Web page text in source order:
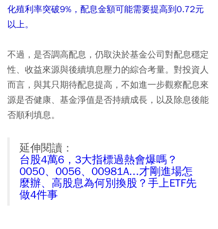
化殖利率突破9%，配息金額可能需要提高到0.72元
以上。
不過，是否調高配息，仍取決於基金公司對配息穩定
性、收益來源與後續填息壓力的綜合考量。對投資人
而言，與其只期待配息提高，不如進一步觀察配息來
源是否健康、基金淨值是否持續成長，以及除息後能
否順利填息。
延伸閱讀：
台股4萬6，3大指標過熱會爆嗎？
0050、0056、00981A...才剛進場怎
麼辦、高股息為何別換股？手上ETF先
做4件事